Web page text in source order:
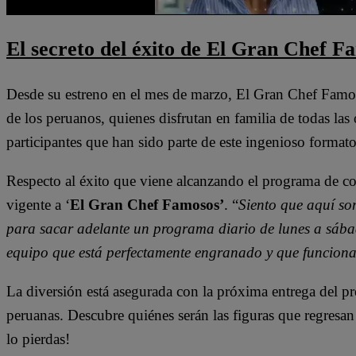
El secreto del éxito de El Gran Chef
Desde su estreno en el mes de marzo, El Gran Chef
de los peruanos, quienes disfrutan en familia de todas
participantes que han sido parte de este ingenioso
Respecto al éxito que viene alcanzando el programa de
vigente a ‘El Gran Chef Famosos’. “Siento que aquí
para sacar adelante un programa diario de lunes a
equipo que está perfectamente engranado y que
La diversión está asegurada con la próxima entrega del
peruanas. Descubre quiénes serán las figuras que
lo pierdas!